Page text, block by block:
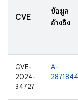
CVE
ข้อมูล
อ้างอิง
CVE-
2024-
34727
A-